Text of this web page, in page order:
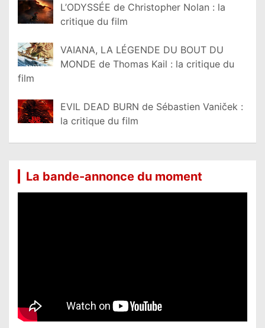
L’ODYSSÉE de Christopher Nolan : la
critique du film
VAIANA, LA LÉGENDE DU BOUT DU
MONDE de Thomas Kail : la critique du
film
EVIL DEAD BURN de Sébastien Vaniček :
la critique du film
La bande-annonce du moment